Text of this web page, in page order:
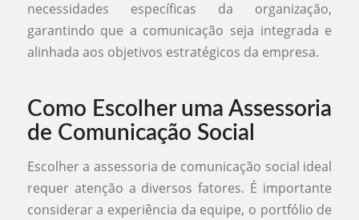
necessidades específicas da organização,
garantindo que a comunicação seja integrada e
alinhada aos objetivos estratégicos da empresa.
Como Escolher uma Assessoria
de Comunicação Social
Escolher a assessoria de comunicação social ideal
requer atenção a diversos fatores. É importante
considerar a experiência da equipe, o portfólio de